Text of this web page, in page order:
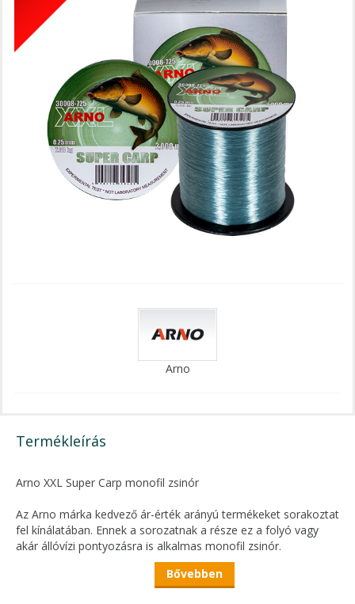
Arno
Termékleírás
Arno XXL Super Carp monofil zsinór
Az Arno márka kedvező ár-érték arányú termékeket sorakoztat
fel kínálatában. Ennek a sorozatnak a része ez a folyó vagy
akár állóvízi pontyozásra is alkalmas monofil zsinór.
Kivételes szakítóval rendelkező, kopásálló, jól közvetítő
tökéletes békéshalas főzsinór.
Bővebben